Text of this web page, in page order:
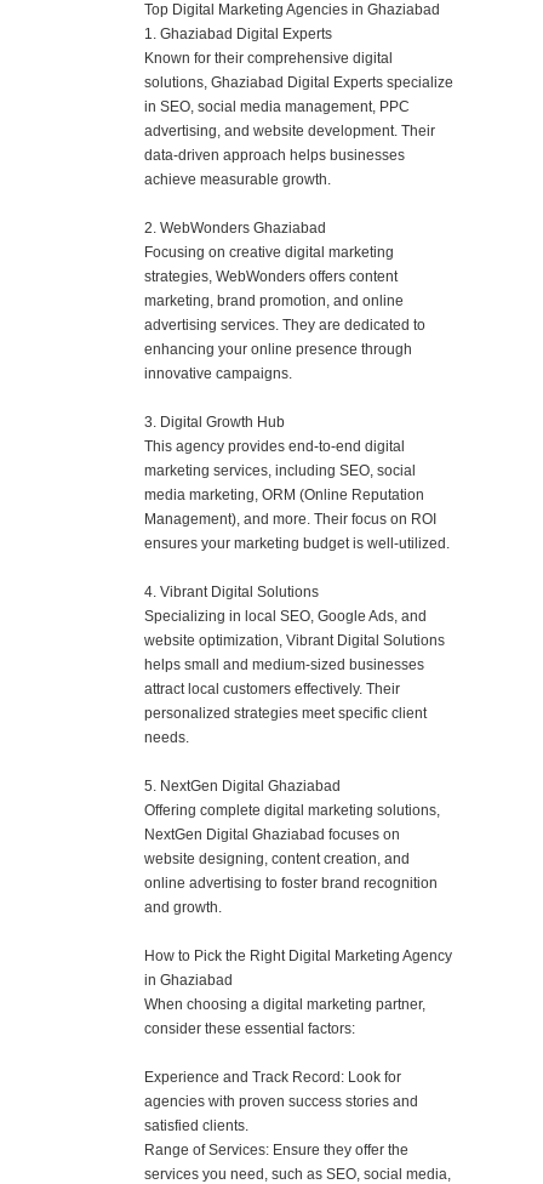
Top Digital Marketing Agencies in Ghaziabad
1. Ghaziabad Digital Experts
Known for their comprehensive digital
solutions, Ghaziabad Digital Experts specialize
in SEO, social media management, PPC
advertising, and website development. Their
data-driven approach helps businesses
achieve measurable growth.
2. WebWonders Ghaziabad
Focusing on creative digital marketing
strategies, WebWonders offers content
marketing, brand promotion, and online
advertising services. They are dedicated to
enhancing your online presence through
innovative campaigns.
3. Digital Growth Hub
This agency provides end-to-end digital
marketing services, including SEO, social
media marketing, ORM (Online Reputation
Management), and more. Their focus on ROI
ensures your marketing budget is well-utilized.
4. Vibrant Digital Solutions
Specializing in local SEO, Google Ads, and
website optimization, Vibrant Digital Solutions
helps small and medium-sized businesses
attract local customers effectively. Their
personalized strategies meet specific client
needs.
5. NextGen Digital Ghaziabad
Offering complete digital marketing solutions,
NextGen Digital Ghaziabad focuses on
website designing, content creation, and
online advertising to foster brand recognition
and growth.
How to Pick the Right Digital Marketing Agency
in Ghaziabad
When choosing a digital marketing partner,
consider these essential factors:
Experience and Track Record: Look for
agencies with proven success stories and
satisfied clients.
Range of Services: Ensure they offer the
services you need, such as SEO, social media,